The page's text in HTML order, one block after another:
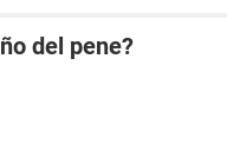
del pene?